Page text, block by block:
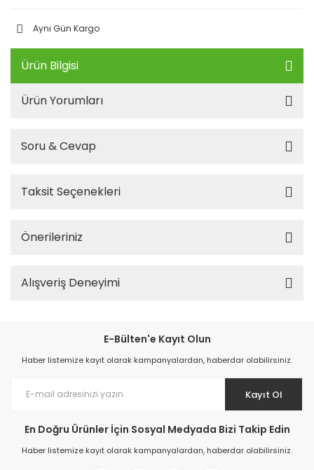
Aynı Gün Kargo
Ürün Bilgisi
Ürün Yorumları
Soru & Cevap
Taksit Seçenekleri
Önerileriniz
Alışveriş Deneyimi
E-Bülten'e Kayıt Olun
Haber listemize kayıt olarak kampanyalardan, haberdar olabilirsiniz.
Kayıt Ol
En Doğru Ürünler İçin Sosyal Medyada Bizi Takip Edin
Haber listemize kayıt olarak kampanyalardan, haberdar olabilirsiniz.